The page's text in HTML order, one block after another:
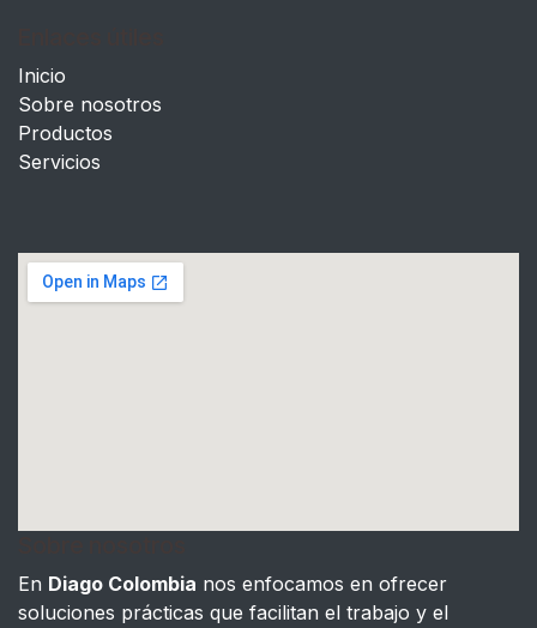
Inicio
Sobre nosotros
Productos
Servicios
En Diago Colombia nos enfocamos en ofrecer
soluciones prácticas que facilitan el trabajo y el